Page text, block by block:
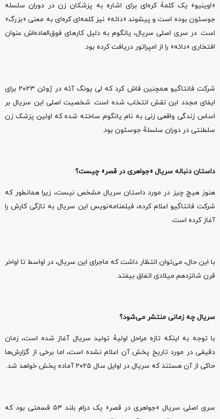
«اوینیو» یک کلمۀ کره‌ای برای اشاره به پزشکان زن در دوران سلسله
جوسئون بوده است و پیشوند «دائه» نیز کلمه‌ای کره‌ای به معنی «بزرگ»
است. در سری اصلی سریال، یانگوم به دلیل کار‌های فوق‌العاده‌اش عنوان
افتخاری «دائه» را از امپراتور دریافت کرده بود.
شرکت فانتاگیو همچنین فاش کرد که لی یونگ آئه در ژوئن ۲۰۲۳ برای
ایفای مجدد این نقش انتخاب شده است. شخصیت اصلی این سریال بر
اساس زندگی واقعی زنی به نام یانگوم ساخته شده که اولین پزشک زن
سلطنتی در دوران سلسلۀ جوسئون بود.
داستان دنباله سریال «جواهری در قصر» چیست؟
هنوز هیچ چیز در مورد داستان سریال مشخص نیست، زیرا همانطور که
شرکت فانتاگیو اعلام کرده، فیلمنامه‌نویس این سریال به تازگی کارش را
آغاز کرده است.
با این حال، می‌توان انتظار داشت که ماجرای این سریال، در اواسط تا اواخر
قرن شانزدهم میلادی اتفاق بیفتد.
سریال چه زمانی منتشر می‌شود؟
با توجه به اینکه تازه مراحل اولیۀ تولید سریال آغاز شده است، زمان
دقیقی در مورد تاریخ پخش آن اعلام نشده است، اما برخی از گزارش‌ها
حاکی از آن هستند که سریال در اوایل سال ۲۰۲۵ آماده پخش خواهد شد.
سری اصلی سریال «جواهری در قصر» یک درام بلند ۵۴ قسمتی بود که